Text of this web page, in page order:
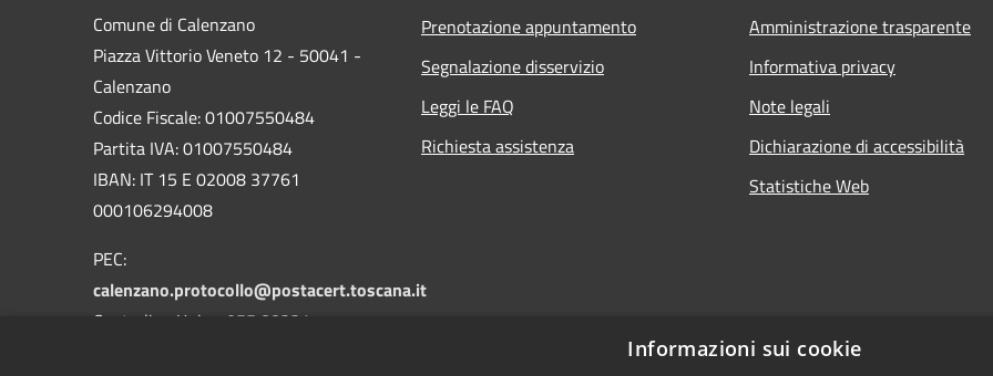
Comune di Calenzano
Piazza Vittorio Veneto 12 - 50041 -
Calenzano
Codice Fiscale: 01007550484
Partita IVA: 01007550484
IBAN: IT 15 E 02008 37761
000106294008
PEC:
calenzano.protocollo@postacert.toscana.it
Centralino Unico: 055 88331
Prenotazione appuntamento
Segnalazione disservizio
Leggi le FAQ
Richiesta assistenza
Amministrazione trasparente
Informativa privacy
Note legali
Dichiarazione di accessibilità
Statistiche Web
Informazioni sui cookie